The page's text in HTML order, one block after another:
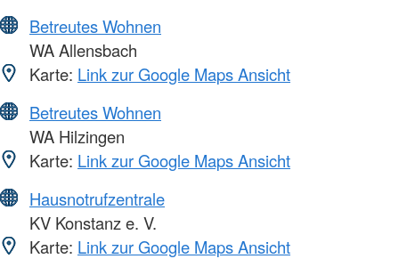
Betreutes Wohnen
WA Allensbach
Karte: Link zur Google Maps Ansicht
Betreutes Wohnen
WA Hilzingen
Karte: Link zur Google Maps Ansicht
Hausnotrufzentrale
KV Konstanz e. V.
Karte: Link zur Google Maps Ansicht